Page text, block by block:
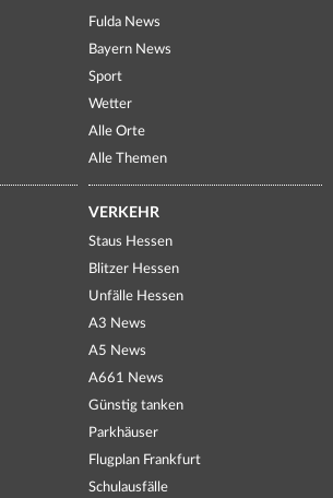
Fulda News
Bayern News
Sport
Wetter
Alle Orte
Alle Themen
VERKEHR
Staus Hessen
Blitzer Hessen
Unfälle Hessen
A3 News
A5 News
A661 News
Günstig tanken
Parkhäuser
Flugplan Frankfurt
Schulausfälle